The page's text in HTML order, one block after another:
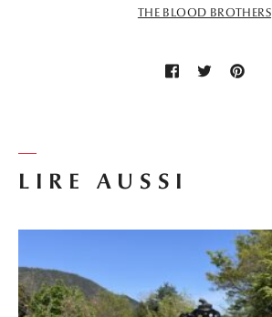
LIRE AUSSI
THE BLOOD BROTHERS